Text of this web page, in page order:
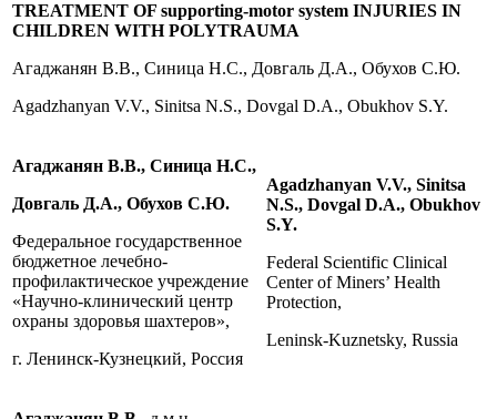
TREATMENT OF supporting-motor system INJURIES IN
CHILDREN WITH POLYTRAUMA
Агаджанян В.В., Синица Н.С., Довгаль Д.А., Обухов С.Ю.
Agadzhanyan V.V., Sinitsa N.S., Dovgal D.A., Obukhov S.Y.
Агаджанян В.В., Синица Н.С.,
Довгаль Д.А., Обухов С.Ю.
Федеральное государственное
бюджетное лечебно-
профилактическое учреждение
«Научно-клинический центр
охраны здоровья шахтеров»,
г. Ленинск-Кузнецкий, Россия
Agadzhanyan V.V., Sinitsa
N.S., Dovgal D.A., Obukhov
S.Y.
Federal Scientific Clinical
Center of Miners’ Health
Protection,
Leninsk-Kuznetsky, Russia